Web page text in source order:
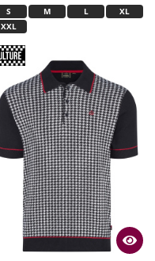
S M L
XL
XXL